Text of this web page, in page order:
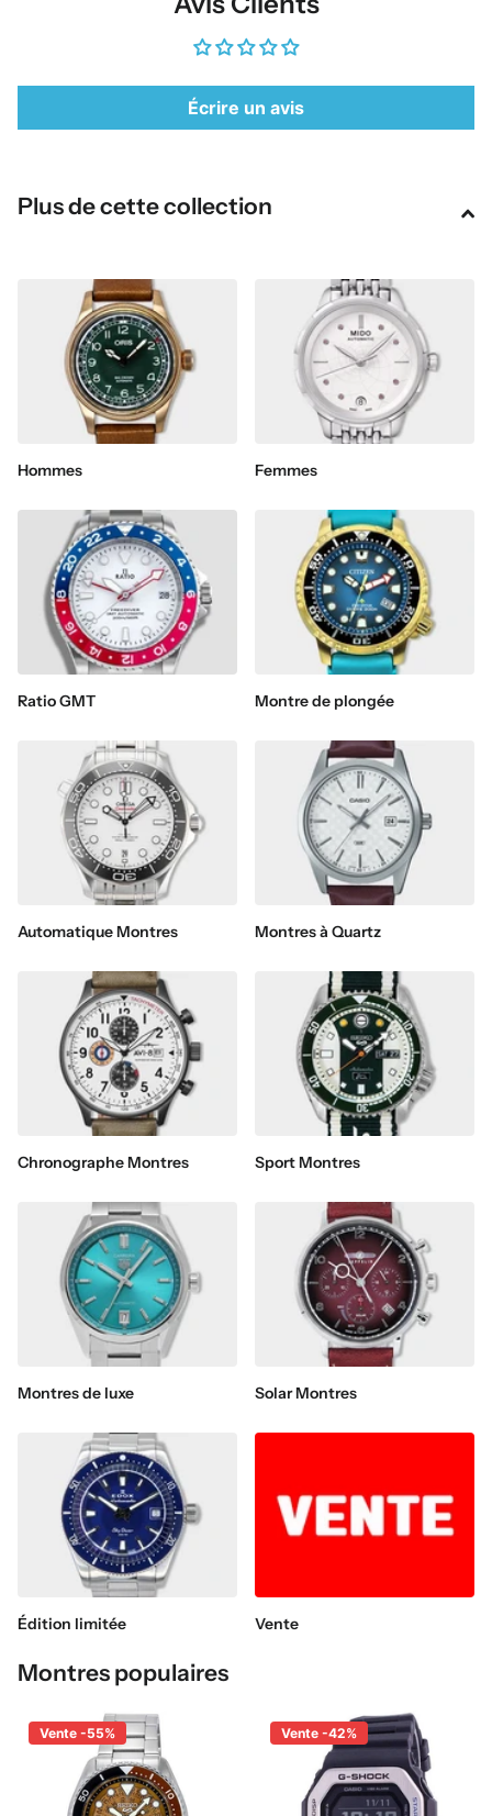
Écrire un avis
Plus de cette collection
Hommes Femmes
Ratio GMT Montre de plongée
Automatique Montres Montres à Quartz
Chronographe Montres Sport Montres
Montres de luxe Solar Montres
Édition limitée Vente
Montres populaires
Vente -55% Vente -42%